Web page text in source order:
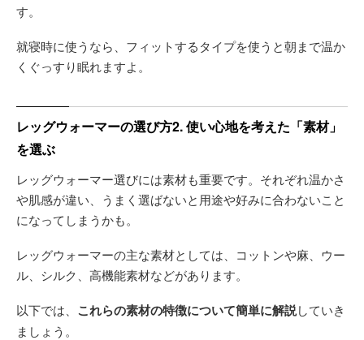
す。
就寝時に使うなら、フィットするタイプを使うと朝まで温か
くぐっすり眠れますよ。
レッグウォーマーの選び方2. 使い心地を考えた「素材」
を選ぶ
レッグウォーマー選びには素材も重要です。それぞれ温かさ
や肌感が違い、うまく選ばないと用途や好みに合わないこと
になってしまうかも。
レッグウォーマーの主な素材としては、コットンや麻、ウー
ル、シルク、高機能素材などがあります。
以下では、 これらの素材の特徴について簡単に解説していき
ましょう。